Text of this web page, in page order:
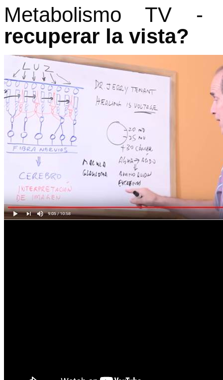
Metabolismo TV
recuperar la vista?